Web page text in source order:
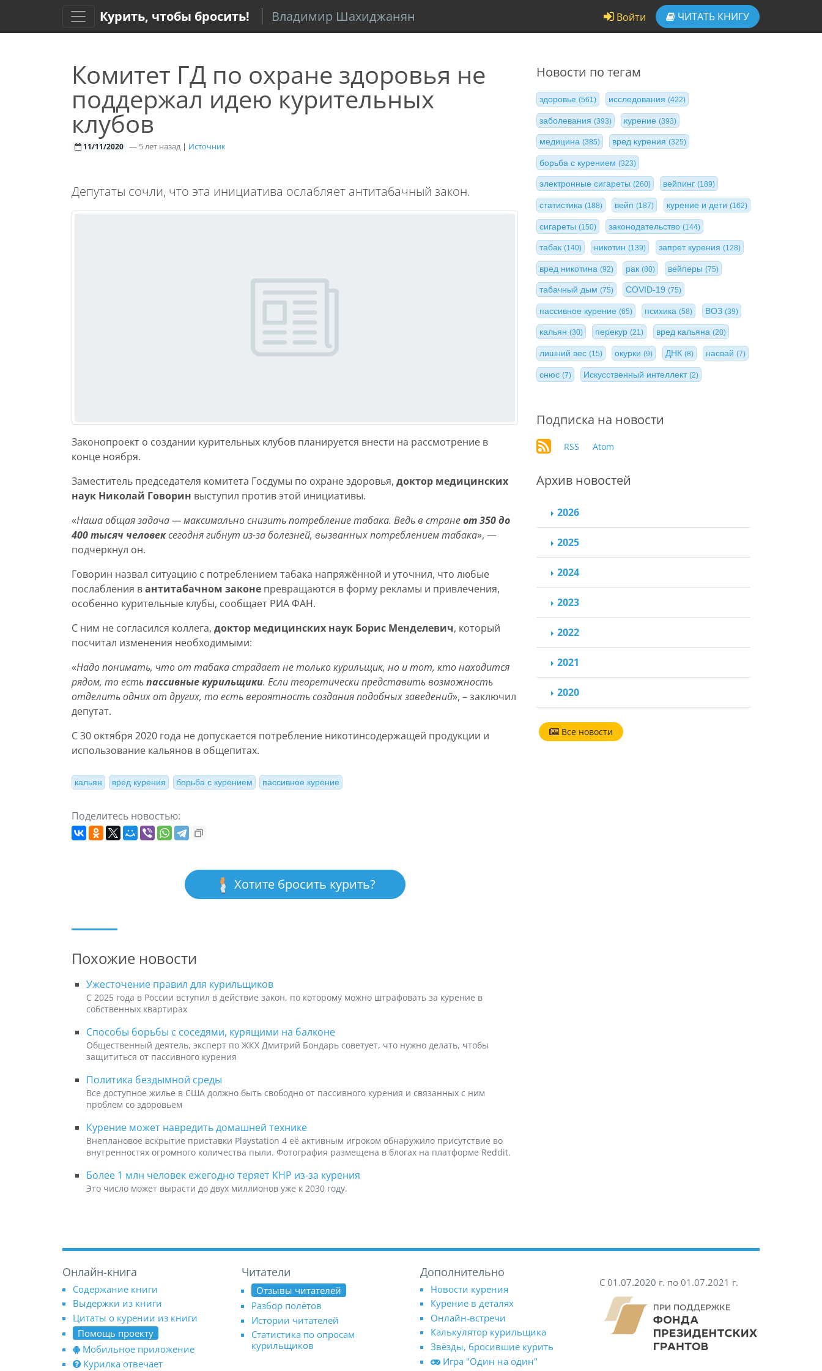
Курить, чтобы бросить! Владимир Шахиджанян Войти ЧИТАТЬ КНИГУ
Комитет ГД по охране здоровья не
поддержал идею курительных
клубов
11/11/2020 —5 лет назад | Источник
Депутаты сочли, что эта инициатива ослабляет антитабачный закон.
Законопроект о создании курительных клубов планируется внести на рассмотрение в
конце ноября.
Заместитель председателя комитета Госдумы по охране здоровья, доктор медицинских
наук Николай Говорин выступил против этой инициативы.
«Наша общая задача — максимально снизить потребление табака. Ведь в странеот 350 до
400 тысяч человексегодня гибнут из-за болезней, вызванных потреблением табака», —
подчеркнул он.
Говорин назвал ситуацию с потреблением табака напряжённой и уточнил, что любые
послабления вантитабачном законе превращаются в форму рекламы и привлечения,
особенно курительные клубы, сообщает РИА ФАН.
С ним не согласился коллега, доктор медицинских наук Борис Менделевич, который
посчитал изменения необходимыми:
«Надо понимать, что от табака страдает не только курильщик, но и тот, кто находится
рядом, то естьпассивные курильщики. Если теоретически представить возможность
отделить одних от других, то есть вероятность создания подобных заведений», – заключил
депутат.
С 30 октября 2020 года не допускается потребление никотинсодержащей продукции и
использование кальянов в общепитах.
кальян вред курения борьба с курением пассивное курение
Поделитесь новостью:
Хотите бросить курить?
Похожие новости
Ужесточение правил для курильщиков
С 2025 года в России вступил в действие закон, по которому можно штрафовать за курение в
собственных квартирах
Способы борьбы с соседями, курящими на балконе
Общественный деятель, эксперт по ЖКХ Дмитрий Бондарь советует, что нужно делать, чтобы
защититься от пассивного курения
Политика бездымной среды
Все доступное жилье в США должно быть свободно от пассивного курения и связанных с ним
проблем со здоровьем
Курение может навредить домашней технике
Внеплановое вскрытие приставки Playstation 4 её активным игроком обнаружило присутствие во
внутренностях огромного количества пыли. Фотография размещена в блогах на платформе Reddit.
Более 1 млн человек ежегодно теряет КНР из-за курения
Это число может вырасти до двух миллионов уже к 2030 году.
Новости по тегам
здоровье (561) исследования(422)
заболевания (393) курение(393)
медицина (385) вред курения(325)
борьба с курением (323)
электронные сигареты (260) вейпинг(189)
статистика (188) вейп(187) курение и дети (162)
сигареты (150) законодательство(144)
табак (140) никотин(139) запрет курения (128)
вред никотина (92) рак(80) вейперы (75)
табачный дым (75) COVID-19(75)
пассивное курение (65) психика(58) ВОЗ (39)
кальян (30) перекур(21) вред кальяна (20)
лишний вес (15) окурки(9) ДНК (8) насвай(7)
снюс (7) Искусственный интеллект(2)
Подписка на новости
RSS Atom
Архив новостей
2026
2025
2024
2023
2022
2021
2020
Все новости
Онлайн-книга
Содержание книги
Выдержки из книги
Цитаты о курении из книги
Помощь проекту
Мобильное приложение
Курилка отвечает
Читатели
Отзывы читателей
Разбор полётов
Истории читателей
Статистика по опросам
курильщиков
Дополнительно
Новости курения
Курение в деталях
Онлайн-встречи
Калькулятор курильщика
Звёзды, бросившие курить
Игра "Один на один"
С 01.07.2020 г. по 01.07.2021 г.